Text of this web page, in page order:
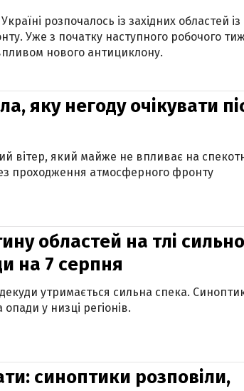
розпочалось із західних областей із
Уже з початку наступного робочого
нового антициклону.
яку негоду очікувати
вітер, який майже не впливає на
проходження атмосферного фронту
областей на тлі
на 7 серпня
утримається сильна спека.
у низці регіонів.
синоптики розповіли,